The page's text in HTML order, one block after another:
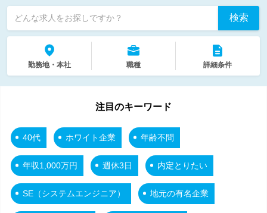
どんな求人をお探しですか？ 検索
勤務地・本社 職種 詳細条件
注目のキーワード
40代 ホワイト企業 年齢不問
年収1,000万円 週休3日 内定とりたい
SE（システムエンジニア） 地元の有名企業